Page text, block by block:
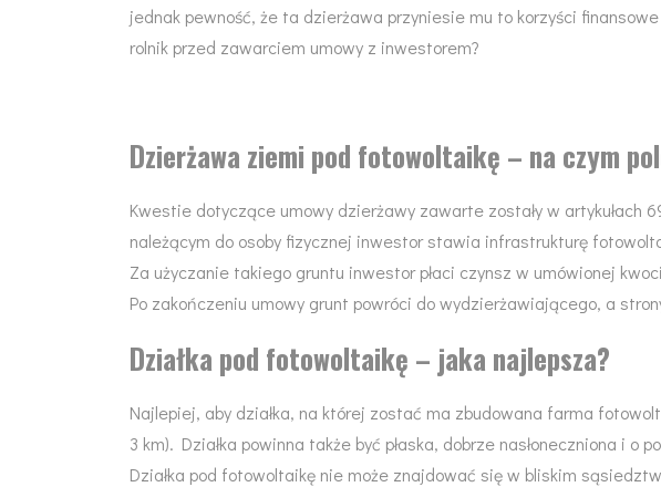
jednak pewność, że ta dzierżawa przyniesie mu to korzyści
rolnik przed zawarciem umowy z inwestorem?
Dzierżawa ziemi pod fotowoltaikę – na czym
Kwestie dotyczące umowy dzierżawy zawarte zostały w artykułach
należącym do osoby fizycznej inwestor stawia infrastrukturę
Za użyczanie takiego gruntu inwestor płaci czynsz w umówionej
Po zakończeniu umowy grunt powróci do wydzierżawiającego, a
Działka pod fotowoltaikę – jaka najlepsza?
Najlepiej, aby działka, na której zostać ma zbudowana farma
3 km). Działka powinna także być płaska, dobrze nasłoneczniona i
Działka pod fotowoltaikę nie może znajdować się w bliskim